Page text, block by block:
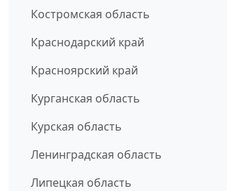
Костромская область
Краснодарский край
Красноярский край
Курганская область
Курская область
Ленинградская область
Липецкая область